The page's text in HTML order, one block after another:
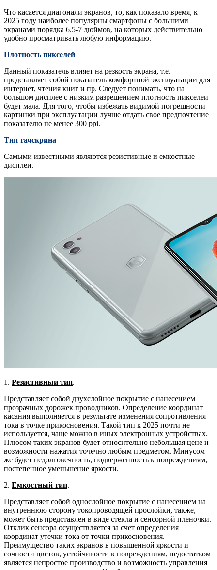
Что касается диагонали экранов, то, как показало время, к
2025 году наиболее популярны смартфоны с большими
экранами порядка 6.5-7 дюймов, на которых действительно
удобно просматривать любую информацию.
Плотность пикселей
Данный показатель влияет на резкость экрана, т.е.
представляет собой показатель комфортной эксплуатации для
интернет, чтения книг и пр. Следует понимать, что на
большом дисплее с низким разрешением плотность пикселей
будет мала. Для того, чтобы избежать видимой погрешности
картинки при эксплуатации лучше отдать свое предпочтение
показателю не менее 300 ppi.
Тип тачскрина
Самыми известными являются резистивные и емкостные
дисплеи.
1. Резистивный тип.
Представляет собой двухслойное покрытие с нанесением
прозрачных дорожек проводников. Определение координат
касания выполняется в результате изменения сопротивления
тока в точке прикосновения. Такой тип к 2025 почти не
используется, чаще можно в иных электронных устройствах.
Плюсом таких экранов будет относительно небольшая цене и
возможности нажатия точечно любым предметом. Минусом
же будет недолговечность, подверженность к повреждениям,
постепенное уменьшение яркости.
2. Емкостный тип.
Представляет собой однослойное покрытие с нанесением на
внутреннюю сторону токопроводящей прослойки, также,
может быть представлен в виде стекла и сенсорной пленочки.
Отклик сенсора осуществляется за счет определения
координат утечки тока от точки прикосновения.
Преимущество таких экранов в повышенной яркости и
сочности цветов, устойчивости к повреждениям, недостатком
является непростое производство и возможность управления